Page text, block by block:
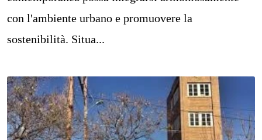
con l'ambiente urbano e promuovere la
sostenibilità. Situa...